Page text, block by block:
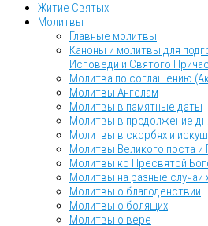
Житие Святых
Молитвы
Главные молитвы
Каноны и молитвы для
Исповеди и Святого
Молитва по соглашению
Молитвы Ангелам
Молитвы в памятные даты
Молитвы в продолжение
Молитвы в скорбях и
Молитвы Великого поста и
Молитвы ко Пресвятой
Молитвы на разные случаи
Молитвы о благоденствии
Молитвы о болящих
Молитвы о вере